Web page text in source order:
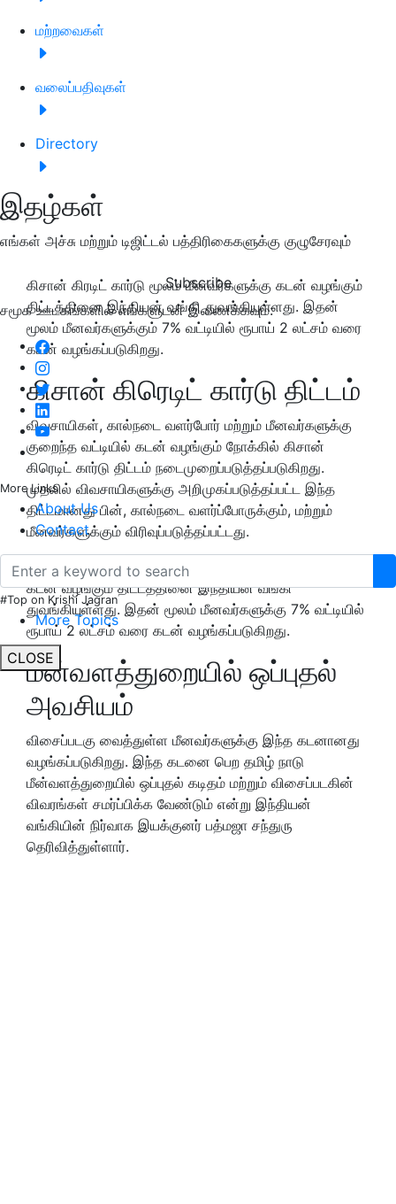
மற்றவைகள்
வலைப்பதிவுகள்
Directory
இதழ்கள்
எங்கள் அச்சு மற்றும் டிஜிட்டல் பத்திரிகைகளுக்கு குழுசேரவும்
Subscribe
சமூக ஊடகங்களில் எங்களுடன் இணைக்கவும்:
More Links
About Us
Contact
#Top on Krishi Jagran
More Topics
CLOSE
கிசான் கிரடிட் கார்டு மூலம் மீனவர்களுக்கு கடன் வழங்கும்
திட்டத்தினை இந்தியன் வங்கி துவங்கியுள்ளது. இதன்
மூலம் மீனவர்களுக்கும் 7% வட்டியில் ரூபாய் 2 லட்சம் வரை
கடன் வழங்கப்படுகிறது.
கிசான் கிரெடிட் கார்டு திட்டம்
விவசாயிகள், கால்நடை வளர்போர் மற்றும் மீனவர்களுக்கு
குறைந்த வட்டியில் கடன் வழங்கும் நோக்கில் கிசான்
கிரெடிட் கார்டு திட்டம் நடைமுறைப்படுத்தப்படுகிறது.
முதலில் விவசாயிகளுக்கு அறிமுகப்படுத்தப்பட்ட இந்த
திட்டமானது பின், கால்நடை வளர்ப்போருக்கும், மற்றும்
மீனவர்களுக்கும் விரிவுப்படுத்தப்பட்டது.
இந்நிலையில், கிசான் கிரடிட் கார்டு மூலம் மீனவர்களுக்கு
கடன் வழங்கும் திட்டத்தினை இந்தியன் வங்கி
துவங்கியுள்ளது. இதன் மூலம் மீனவர்களுக்கு 7% வட்டியில்
ரூபாய் 2 லட்சம் வரை கடன் வழங்கப்படுகிறது.
மீன்வளத்துறையில்‌ ஒப்புதல்‌
அவசியம்
விசைப்படகு வைத்துள்ள மீனவர்களுக்கு இந்த கடனானது
வழங்கப்படுகிறது. இந்த கடனை பெற தமிழ்‌ நாடு
மீன்வளத்துறையில்‌ ஒப்புதல்‌ கடிதம்‌ மற்றும்‌ விசைப்படகின்‌
விவரங்கள்‌ சமர்ப்பிக்க வேண்டும்‌ என்று இந்தியன்
வங்கியின் நிர்வாக இயக்குனர் பத்மஜா சந்துரு
தெரிவித்துள்ளார்.